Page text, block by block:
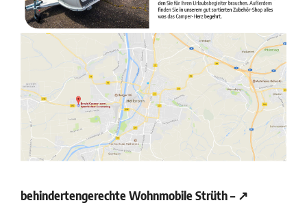
behindertengerechte Wohnmobile Strüth – ↗️